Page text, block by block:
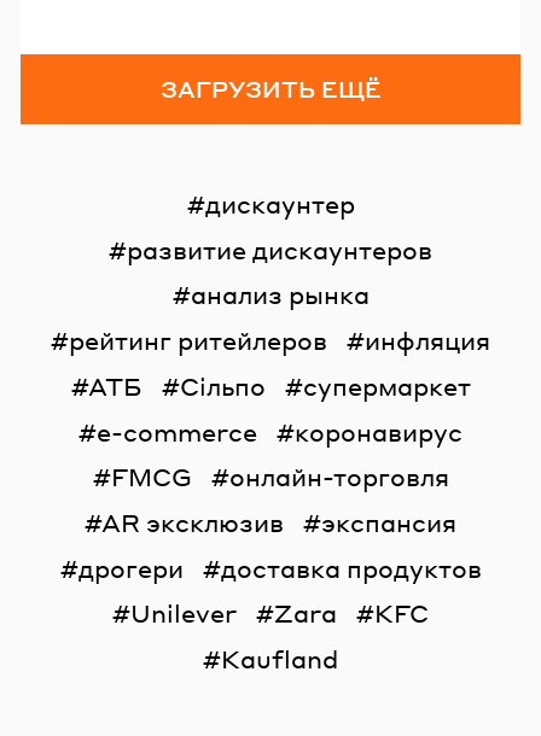
ЗАГРУЗИТЬ ЕЩЁ
дискаунтер
развитие дискаунтеров
анализ рынка
рейтинг ритейлеров
инфляция
АТБ
Сільпо
супермаркет
e-commerce
коронавирус
FMCG
онлайн-торговля
AR эксклюзив
экспансия
дрогери
доставка продуктов
Unilever
Zara
KFC
Kaufland